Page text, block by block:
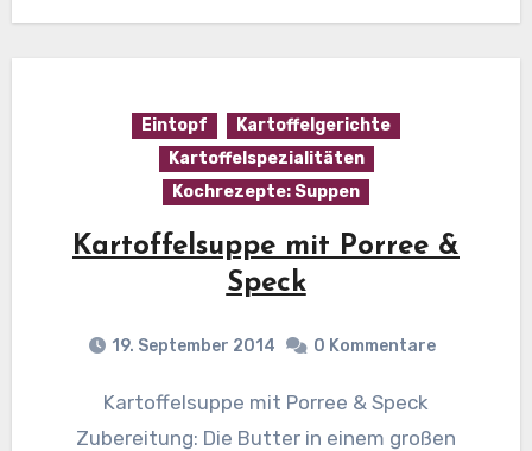
Eintopf
Kartoffelgerichte
Kartoffelspezialitäten
Kochrezepte: Suppen
Kartoffelsuppe mit Porree &
Speck
19. September 2014 0 Kommentare
Kartoffelsuppe mit Porree & Speck
Zubereitung: Die Butter in einem großen